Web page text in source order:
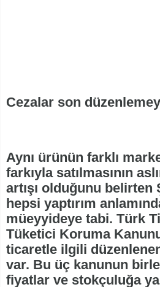
Cezalar son
Aynı ürünün farklı
farkıyla satılmasının
artışı olduğunu belirten
hepsi yaptırım
müeyyideye tabi. Türk
Tüketici Koruma
ticaretle ilgili
var. Bu üç kanunun
fiyatlar ve stokçuluğa